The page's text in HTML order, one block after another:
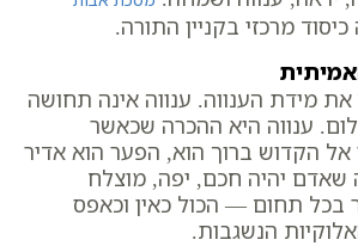
מרכזי בקניין התורה.
את מידת הענווה. ענווה אינה תחושה
ענווה היא ההכרה שכאשר
אל הקדוש ברוך הוא, הפער הוא אדיר
שאדם יהיה חכם, יפה, מוצלח
בכל תחום — הכול כאין וכאפס
הנשגבות.